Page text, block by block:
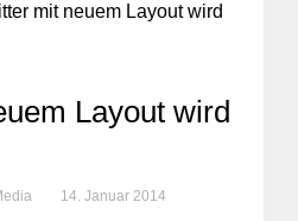
mit neuem Layout wird
Layout wird
14. Januar 2014